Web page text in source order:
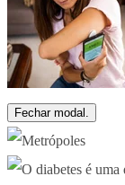
Fechar modal.